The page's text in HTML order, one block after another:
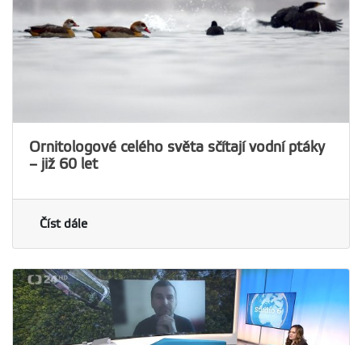
Ornitologové celého světa sčítají vodní ptáky
– již 60 let
Číst dále